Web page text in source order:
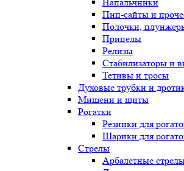
Пип-сайты и
Полочки,
Прицелы
Релизы
Стабилизаторы и
Тетивы и тросы
Духовые трубки и
Мишени и щиты
Рогатки
Резинки для
Шарики для
Стрелы
Арбалетные